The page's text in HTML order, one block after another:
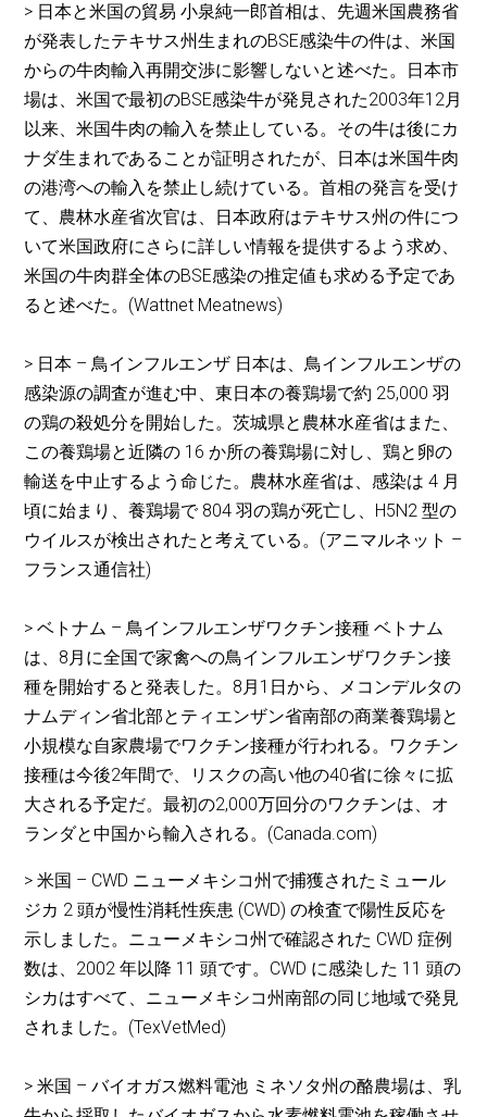
> 日本と米国の貿易 小泉純一郎首相は、先週米国農務省
が発表したテキサス州生まれのBSE感染牛の件は、米国
からの牛肉輸入再開交渉に影響しないと述べた。日本市
場は、米国で最初のBSE感染牛が発見された2003年12月
以来、米国牛肉の輸入を禁止している。その牛は後にカ
ナダ生まれであることが証明されたが、日本は米国牛肉
の港湾への輸入を禁止し続けている。首相の発言を受け
て、農林水産省次官は、日本政府はテキサス州の件につ
いて米国政府にさらに詳しい情報を提供するよう求め、
米国の牛肉群全体のBSE感染の推定値も求める予定であ
ると述べた。(Wattnet Meatnews)
> 日本 – 鳥インフルエンザ 日本は、鳥インフルエンザの
感染源の調査が進む中、東日本の養鶏場で約 25,000 羽
の鶏の殺処分を開始した。茨城県と農林水産省はまた、
この養鶏場と近隣の 16 か所の養鶏場に対し、鶏と卵の
輸送を中止するよう命じた。農林水産省は、感染は 4 月
頃に始まり、養鶏場で 804 羽の鶏が死亡し、H5N2 型の
ウイルスが検出されたと考えている。(アニマルネット –
フランス通信社)
> ベトナム – 鳥インフルエンザワクチン接種 ベトナム
は、8月に全国で家禽への鳥インフルエンザワクチン接
種を開始すると発表した。8月1日から、メコンデルタの
ナムディン省北部とティエンザン省南部の商業養鶏場と
小規模な自家農場でワクチン接種が行われる。ワクチン
接種は今後2年間で、リスクの高い他の40省に徐々に拡
大される予定だ。最初の2,000万回分のワクチンは、オ
ランダと中国から輸入される。(Canada.com)
> 米国 – CWD ニューメキシコ州で捕獲されたミュール
ジカ 2 頭が慢性消耗性疾患 (CWD) の検査で陽性反応を
示しました。ニューメキシコ州で確認された CWD 症例
数は、2002 年以降 11 頭です。CWD に感染した 11 頭の
シカはすべて、ニューメキシコ州南部の同じ地域で発見
されました。(TexVetMed)
> 米国 – バイオガス燃料電池 ミネソタ州の酪農場は、乳